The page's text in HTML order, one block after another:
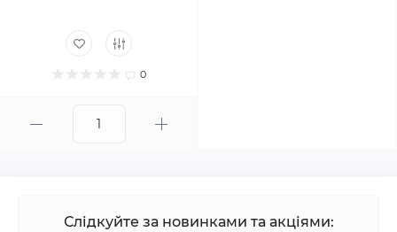
0
Слідкуйте за новинками та акціями: